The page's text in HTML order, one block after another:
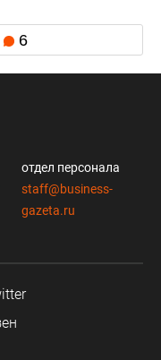
6
отдел персонала
staff@business-
gazeta.ru